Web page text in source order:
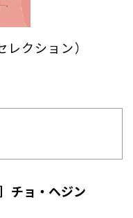
クション）
チョ・ヘジン